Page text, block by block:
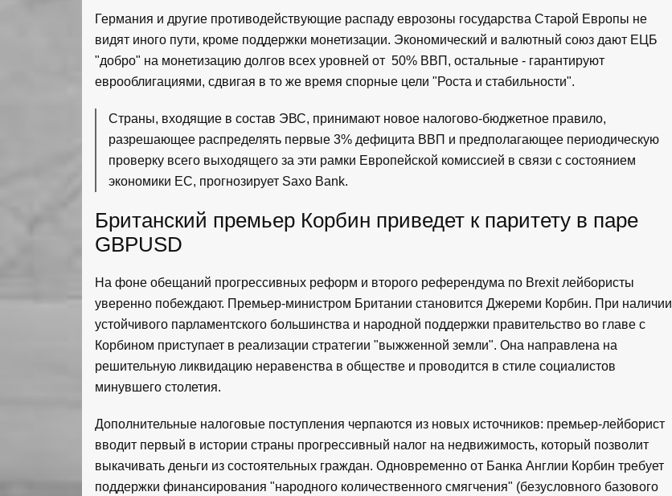
Германия и другие противодействующие распаду еврозоны государства Старой Европы не
видят иного пути, кроме поддержки монетизации. Экономический и валютный союз дают ЕЦБ
"добро" на монетизацию долгов всех уровней от 50% ВВП, остальные - гарантируют
еврооблигациями, сдвигая в то же время спорные цели "Роста и стабильности".
Страны, входящие в состав ЭВС, принимают новое налогово-бюджетное правило,
разрешающее распределять первые 3% дефицита ВВП и предполагающее периодическую
проверку всего выходящего за эти рамки Европейской комиссией в связи с состоянием
экономики ЕС, прогнозирует Saxo Bank.
Британский премьер Корбин приведет к паритету в паре
GBPUSD
На фоне обещаний прогрессивных реформ и второго референдума по Brexit лейбористы
уверенно побеждают. Премьер-министром Британии становится Джереми Корбин. При наличии
устойчивого парламентского большинства и народной поддержки правительство во главе с
Корбином приступает в реализации стратегии "выжженной земли". Она направлена на
решительную ликвидацию неравенства в обществе и проводится в стиле социалистов
минувшего столетия.
Дополнительные налоговые поступления черпаются из новых источников: премьер-лейборист
вводит первый в истории страны прогрессивный налог на недвижимость, который позволит
выкачивать деньги из состоятельных граждан. Одновременно от Банка Англии Корбин требует
поддержки финансирования "народного количественного смягчения" (безусловного базового